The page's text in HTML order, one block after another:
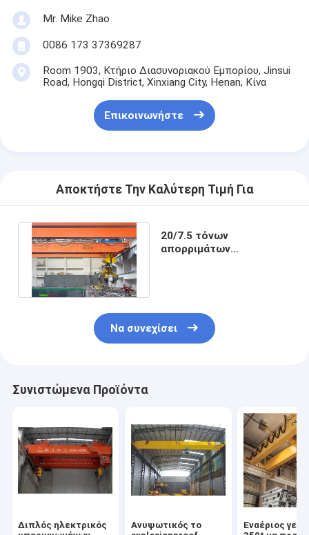
Mr. Mike Zhao
0086 173 37369287
Room 1903, Κτήριο Διασυνοριακού Εμπορίου, Jinsui
Road, Hongqi District, Xinxiang City, Henan, Κίνα
Επικοινωνήστε
Αποκτήστε Την Καλύτερη Τιμή Για
20/7.5 τόνων
απορριμάτων
Να συνεχίσει
Συνιστώμενα Προϊόντα
Διπλός ηλεκτρικός
Ανυψωτικός το
Εναέριος